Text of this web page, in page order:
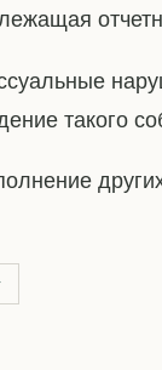
такого